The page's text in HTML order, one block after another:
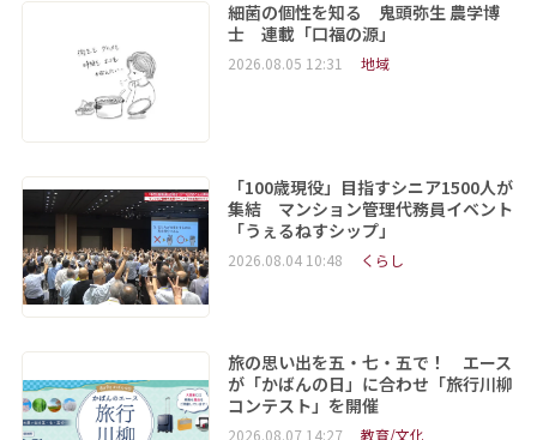
細菌の個性を知る 鬼頭弥生 農学博
士 連載「口福の源」
2026.08.05 12:31 地域
「100歳現役」目指すシニア1500人が
集結 マンション管理代務員イベント
「うぇるねすシップ」
2026.08.04 10:48 くらし
旅の思い出を五・七・五で！ エース
が「かばんの日」に合わせ「旅行川柳
コンテスト」を開催
2026.08.07 14:27 教育/文化